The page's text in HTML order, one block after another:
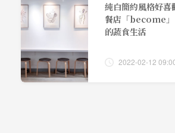
純白簡約風格好喜
餐店「become」
的蔬食生活
2022-02-12